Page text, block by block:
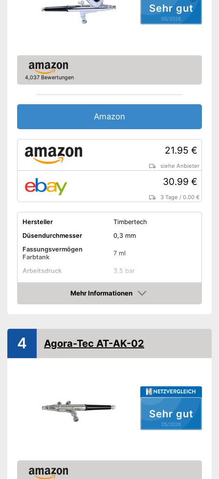
Sehr gut
05/2026
4,037 Bewertungen
Amazon
21.95 €
siehe Anbieter
30.99 €
3 Tage /0.00 €
Hersteller
Timbertech
Düsendurchmesser
0,3 mm
Fassungsvermögen
Farbtank
7 ml
Arbeitsdruck
3,5 bar
Zubehör
Durchmesser Schlauch 0,2 Zoll
Reinigungsbürste
Vorteile
Samt praktischer
Aufbewahrungsbox
Im Preis inbegriffene
Mehr Informationen
Amazon
Sehr gut
05/2026
4 Agora-Tec AT-AK-02